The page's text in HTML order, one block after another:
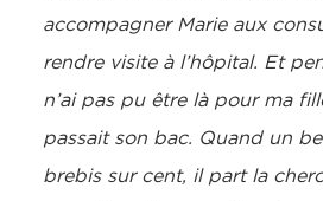
accompagner Marie aux
rendre visite à l’hôpital. Et
n’ai pas pu être là pour ma
passait son bac. Quand un
brebis sur cent, il part la